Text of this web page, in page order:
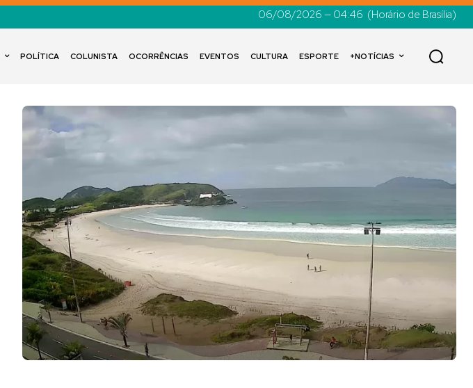
06/08/2026 — 04:46 (Horário de Brasília)
POLÍTICA COLUNISTA OCORRÊNCIAS EVENTOS CULTURA ESPORTE +NOTÍCIAS